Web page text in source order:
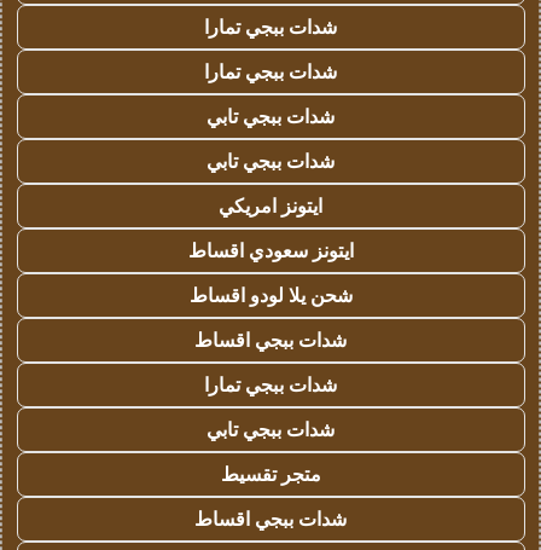
شدات ببجي تمارا
شدات ببجي تمارا
شدات ببجي تابي
شدات ببجي تابي
ايتونز امريكي
ايتونز سعودي اقساط
شحن يلا لودو اقساط
شدات ببجي اقساط
شدات ببجي تمارا
شدات ببجي تابي
متجر تقسيط
شدات ببجي اقساط